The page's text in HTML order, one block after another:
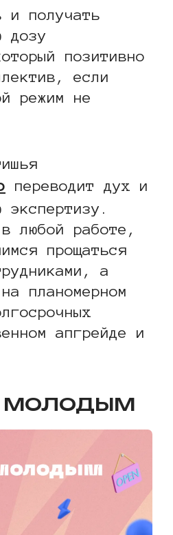
и получать
дозу
позитивно
если
режим не
переводит дух и
экспертизу.
любой работе,
прощаться
а
планомерном
апгрейде и
МОЛОДЫМ